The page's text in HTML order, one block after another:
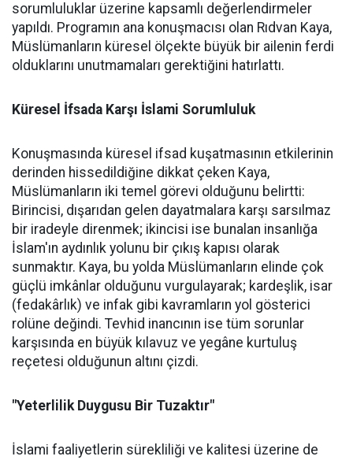
sorumluluklar üzerine kapsamlı değerlendirmeler
yapıldı. Programın ana konuşmacısı olan Rıdvan Kaya,
Müslümanların küresel ölçekte büyük bir ailenin ferdi
olduklarını unutmamaları gerektiğini hatırlattı.
Küresel İfsada Karşı İslami Sorumluluk
Konuşmasında küresel ifsad kuşatmasının etkilerinin
derinden hissedildiğine dikkat çeken Kaya,
Müslümanların iki temel görevi olduğunu belirtti:
Birincisi, dışarıdan gelen dayatmalara karşı sarsılmaz
bir iradeyle direnmek; ikincisi ise bunalan insanlığa
İslam'ın aydınlık yolunu bir çıkış kapısı olarak
sunmaktır. Kaya, bu yolda Müslümanların elinde çok
güçlü imkânlar olduğunu vurgulayarak; kardeşlik, isar
(fedakârlık) ve infak gibi kavramların yol gösterici
rolüne değindi. Tevhid inancının ise tüm sorunlar
karşısında en büyük kılavuz ve yegâne kurtuluş
reçetesi olduğunun altını çizdi.
"Yeterlilik Duygusu Bir Tuzaktır"
İslami faaliyetlerin sürekliliği ve kalitesi üzerine de